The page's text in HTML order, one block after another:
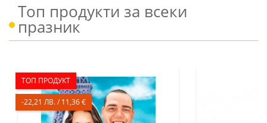
Топ продукти за всеки
празник
ТОП ПРОДУКТ
-22,21 ЛВ. / 11,36 €